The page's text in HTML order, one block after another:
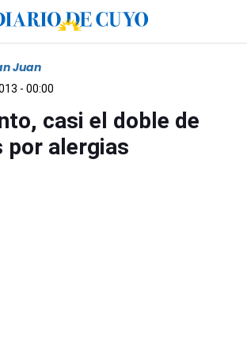
Juan
- 00:00
casi el doble de
por alergias